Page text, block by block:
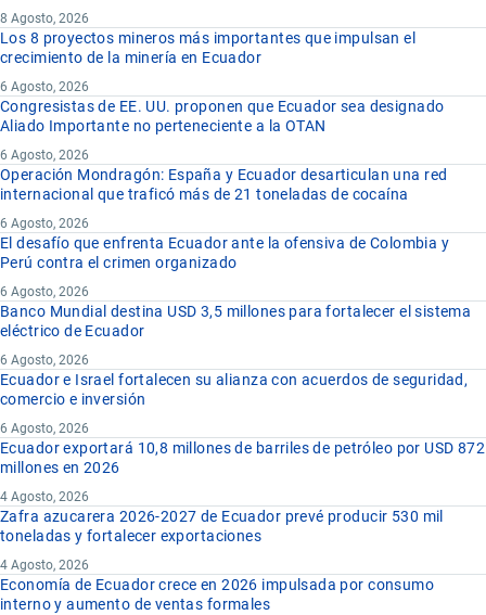
8 Agosto, 2026
Los 8 proyectos mineros más importantes que impulsan el
crecimiento de la minería en Ecuador
6 Agosto, 2026
Congresistas de EE. UU. proponen que Ecuador sea designado
Aliado Importante no perteneciente a la OTAN
6 Agosto, 2026
Operación Mondragón: España y Ecuador desarticulan una red
internacional que traficó más de 21 toneladas de cocaína
6 Agosto, 2026
El desafío que enfrenta Ecuador ante la ofensiva de Colombia y
Perú contra el crimen organizado
6 Agosto, 2026
Banco Mundial destina USD 3,5 millones para fortalecer el sistema
eléctrico de Ecuador
6 Agosto, 2026
Ecuador e Israel fortalecen su alianza con acuerdos de seguridad,
comercio e inversión
6 Agosto, 2026
Ecuador exportará 10,8 millones de barriles de petróleo por USD 872
millones en 2026
4 Agosto, 2026
Zafra azucarera 2026-2027 de Ecuador prevé producir 530 mil
toneladas y fortalecer exportaciones
4 Agosto, 2026
Economía de Ecuador crece en 2026 impulsada por consumo
interno y aumento de ventas formales